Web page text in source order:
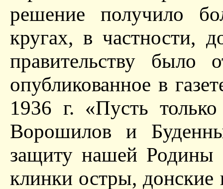
решение получило
кругах, в частности,
правительству было
опубликованное в
1936 г. «Пусть
Ворошилов и
защиту нашей Родины
клинки остры, донские